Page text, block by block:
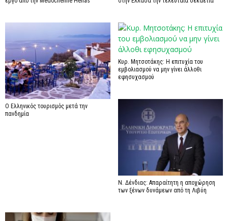
Ο Ελληνικός τουρισμός μετά την
πανδημία
Κυρ. Μητσοτάκης: Η επιτυχία του
εμβολιασμού να μην γίνει άλλοθι
εφησυχασμού
Ν. Δένδιας: Απαραίτητη η αποχώρηση
των ξένων δυνάμεων από τη Λιβύη